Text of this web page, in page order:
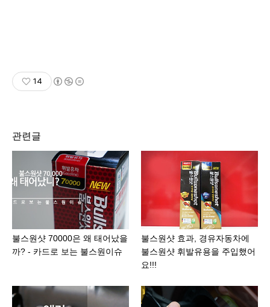
14
관련글
불스원샷 70000은 왜 태어났을
까? - 카드로 보는 불스원이슈
불스원샷 효과, 경유자동차에
불스원샷 휘발유용을 주입했어
요!!!